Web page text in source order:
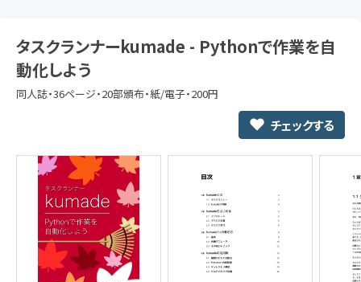
タスクランナーkumade - Pythonで作業を自
動化しよう
同人誌・36ページ・20部頒布・紙/電子・200円
チェックする